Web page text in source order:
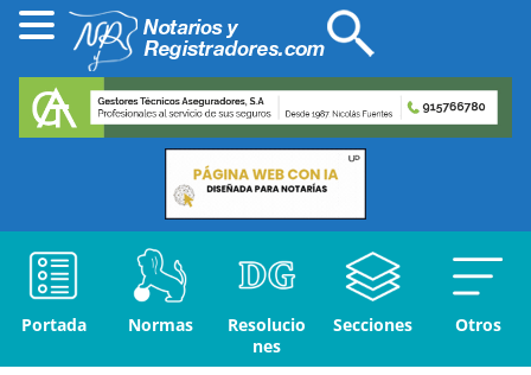
Portada Normas
Resolucio
nes
Secciones Otros